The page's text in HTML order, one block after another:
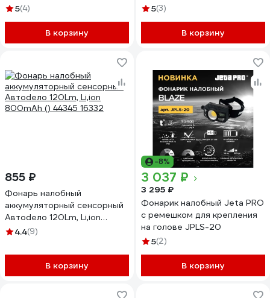
2050 26151
5(4)
В корзину
5Вт 1200 мАч 180Лм IP44
5(3)
В корзину
855 ₽
Фонарь налобный
аккумуляторный сенсорный
Автоdело 120Lm, Li,ion
800mAh () 44345 16332
4.4(9)
В корзину
-8%
3 037 ₽
3 295 ₽
Фонарик налобный Jeta PRO
с ремешком для крепления
на голове JPLS-20
5(2)
В корзину